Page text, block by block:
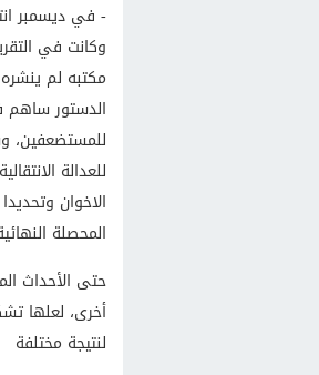
- في ديسمبر
وكانت في
مكتبه لم
الدستور ساهم
للمستضعفين،
للعدالة
الاخوان
المحصلة
أخرى، لعلها
لنتيجة مختلفة